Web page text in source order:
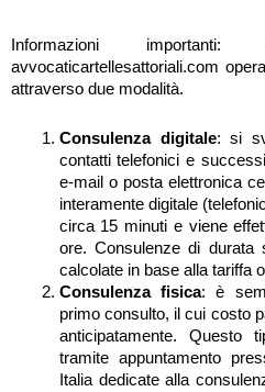
Informazioni
avvocaticartellesattoriali.com
attraverso due modalità.
Consulenza digitale: si
contatti telefonici e
e-mail o posta elettronica
interamente digitale
circa 15 minuti e viene
ore. Consulenze di durata
calcolate in base alla tariffa
Consulenza fisica: è
primo consulto, il cui costo
anticipatamente. Questo
tramite appuntamento
Italia dedicate alla